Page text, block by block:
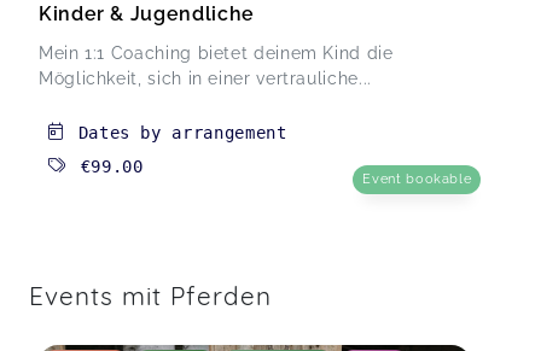
Kinder & Jugendliche
Mein 1:1 Coaching bietet deinem Kind die
Möglichkeit, sich in einer vertrauliche...
Dates by arrangement
€99.00
Event bookable
Events mit Pferden